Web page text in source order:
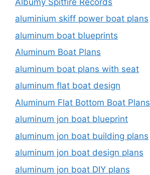
aluminium skiff power boat plans
aluminum boat blueprints
Aluminum Boat Plans
aluminum boat plans with seat
aluminum flat boat design
Aluminum Flat Bottom Boat Plans
aluminum jon boat blueprint
aluminum jon boat building plans
aluminum jon boat design plans
aluminum jon boat DIY plans